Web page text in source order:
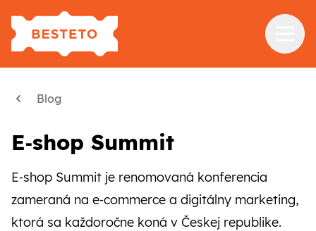
Referencie
Blog
O nás
Blog
E‑shop Summit
E‑shop Summit je renomovaná konferencia
zameraná na e‑commerce a digitálny marketing,
ktorá sa každoročne koná v Českej republike.